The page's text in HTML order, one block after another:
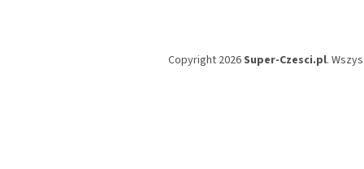
Copyright 2026Super-Czesci.pl.